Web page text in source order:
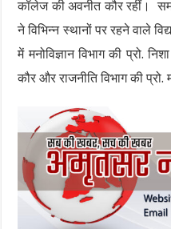
कॉलेज की अवनीत कौर रहीं।
ने विभिन्न स्थानों पर रहने वाले
में मनोविज्ञान विभाग की प्रो.
कौर और राजनीति विभाग की प्रो.